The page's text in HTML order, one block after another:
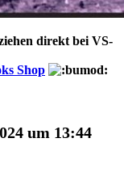
direkt bei VS-
Shop
um 13:44